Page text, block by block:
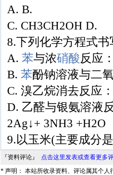
A. B.
C. CH3CH2OH D.
8.下列化学方程式
A. 苯与浓硝酸反应
B. 苯酚钠溶液与二
C. 溴乙烷消去反应
D. 乙醛与银氨溶液
2Ag↓+ 3NH3 +H2O
9.以玉米(主要成分
『资料评论』 点击这里发表或查看更多
* 声明： 本站所收录资料、评论属其个人